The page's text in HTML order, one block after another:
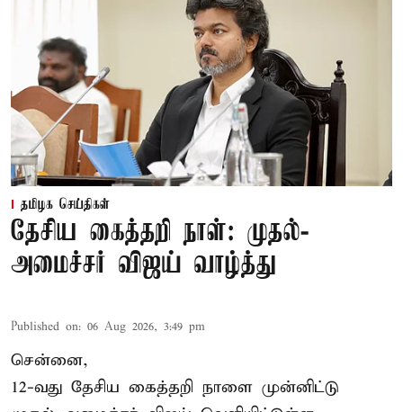
தமிழக செய்திகள்
தேசிய கைத்தறி நாள்: முதல்-
அமைச்சர் விஜய் வாழ்த்து
Published on: 06 Aug 2026, 3:49 pm
சென்னை,
12-வது தேசிய கைத்தறி நாளை முன்னிட்டு